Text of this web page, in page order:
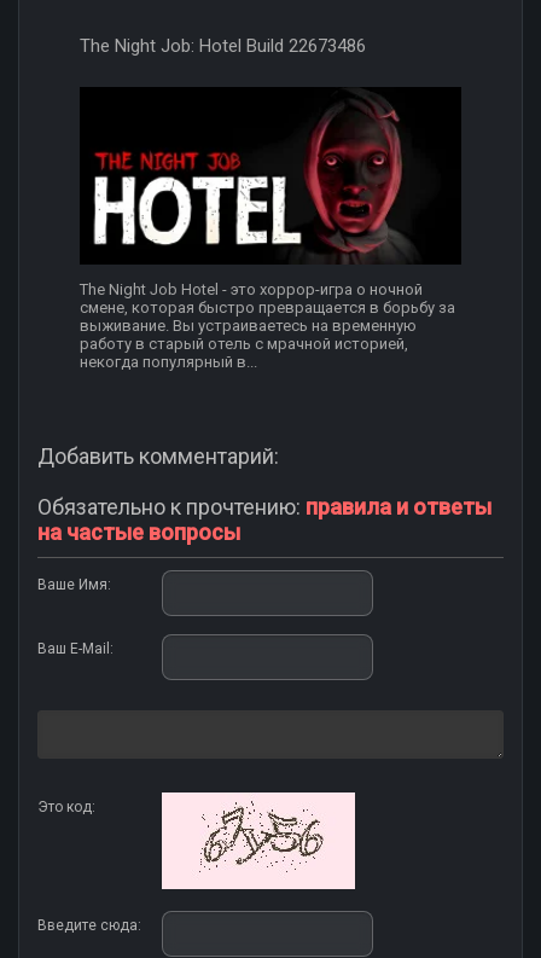
The Night Job: Hotel Build 22673486
The Night Job Hotel - это хоррор-игра о ночной
смене, которая быстро превращается в борьбу за
выживание. Вы устраиваетесь на временную
работу в старый отель с мрачной историей,
некогда популярный в...
Добавить комментарий:
Обязательно к прочтению: правила и ответы
на частые вопросы
Ваше Имя:
Ваш E-Mail:
Это код:
Введите сюда: